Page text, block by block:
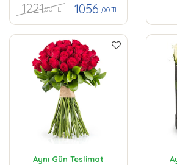
1221,00 TL 1056 ,00 TL
Aynı Gün Teslimat